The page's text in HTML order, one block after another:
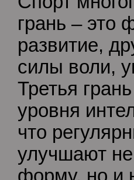
грань – это
развитие,
силы воли,
Третья
уровня
что
улучшают